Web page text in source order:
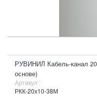
РУВИНИЛ Кабель-канал
основе)
Артикул :
РКК-20х10-38М